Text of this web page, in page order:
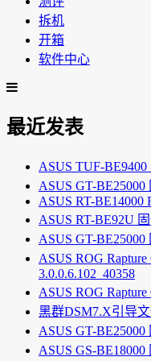
拆机
开箱
软件中心
最近发表
ASUS TUF-BE9400
ASUS GT-BE25000
ASUS RT-BE14000
ASUS RT-BE92U
ASUS GT-BE25000
ASUS ROG
3.0.0.6.102_40358
ASUS ROG
黑群DSM7.X引导文
ASUS GT-BE25000
ASUS GS-BE18000